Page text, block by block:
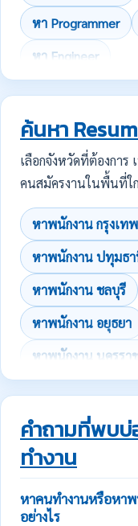
หา Programmer
หา Engineer
ค้นหา
เลือกจังหวัดที่ต้องกา
คนสมัครงานในพื้นที่
หาพนักงาน กรุงเท
หาพนักงาน ปทุมธ
หาพนักงาน ชลบุรี
หาพนักงาน อยุธยา
หาพนักงาน นครรา
คำถามที่พบบ่
ทำงาน
หาคนทำงานหรือหาพ
อย่างไร